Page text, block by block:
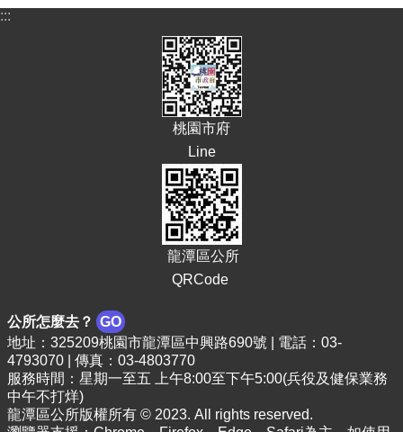
府
網
站
資
料
開
放
:::
桃園市府
Line
龍潭區公所
QRCode
公所怎麼去？ GO
地址：325209桃園市龍潭區中興路690號 | 電話：03-
4793070 | 傳真：03-4803770
服務時間：星期一至五 上午8:00至下午5:00(兵役及健保業務
中午不打烊)
龍潭區公所版權所有 © 2023. All rights reserved.